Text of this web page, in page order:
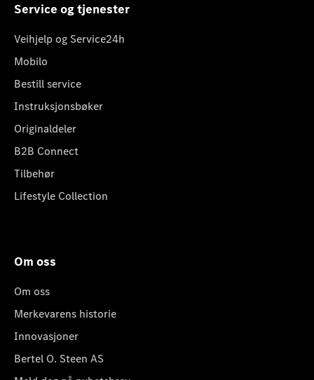
Service og tjenester
Veihjelp og Service24h
Mobilo
Bestill service
Instruksjonsbøker
Originaldeler
B2B Connect
Tilbehør
Lifestyle Collection
Om oss
Om oss
Merkevarens historie
Innovasjoner
Bertel O. Steen AS